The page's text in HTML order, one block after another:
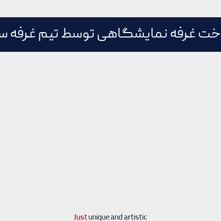
غرفه نمایشگاهی توسط تیم غرفه
Justunique and artistic